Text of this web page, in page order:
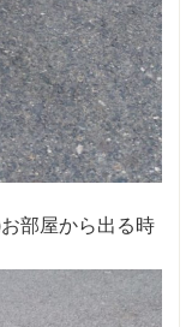
部屋から出る時